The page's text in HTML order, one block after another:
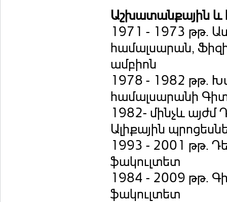
Աշխատանքային և
1971 - 1973 թթ.
համալսարան,
ամբիոն
1978 - 1982 թթ.
համալսարանի
1982- մինչև
Ալիքային
1993 - 2001 թթ.
ֆակուլտետ
1984 - 2009 թթ.
ֆակուլտետ